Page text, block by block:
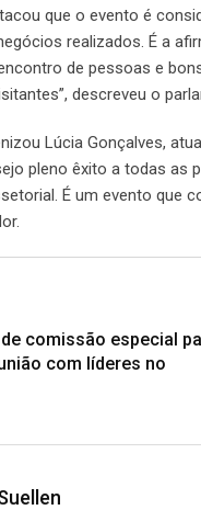
que o evento é
realizados. É a
de pessoas e
descreveu o
Lúcia Gonçalves,
pleno êxito a todas
É um evento que
comissão especial
com líderes no